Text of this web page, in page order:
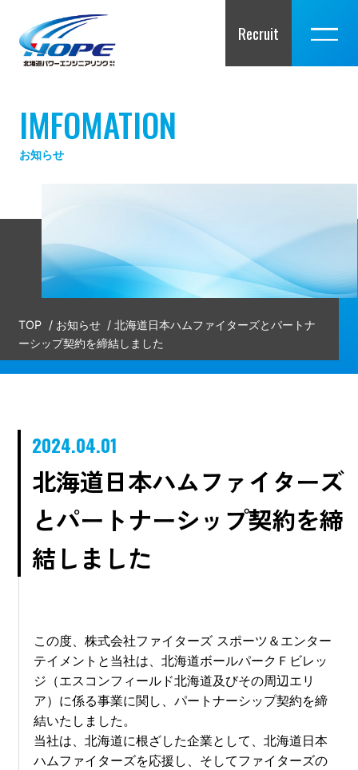
Recruit
IMFOMATION
お知らせ
TOP / お知らせ /北海道日本ハムファイターズとパートナ
ーシップ契約を締結しました
2024.04.01
北海道日本ハムファイターズ
とパートナーシップ契約を締
結しました
この度、株式会社ファイターズ スポーツ＆エンター
テイメントと当社は、北海道ボールパークＦビレッ
ジ（エスコンフィールド北海道及びその周辺エリ
ア）に係る事業に関し、パートナーシップ契約を締
結いたしました。
当社は、北海道に根ざした企業として、北海道日本
ハムファイターズを応援し、そしてファイターズの